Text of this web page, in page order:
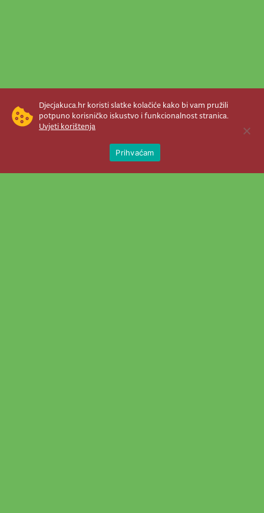
Djecjakuca.hr koristi slatke kolačiće kako bi vam pružili
potpuno korisničko iskustvo i funkcionalnost stranica.
Uvjeti korištenja
Prihvaćam